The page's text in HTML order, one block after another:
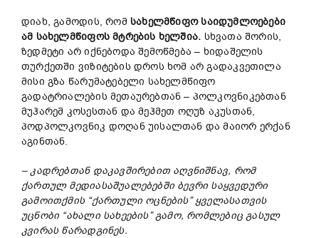
დიახ, გამოდის, რომ სახელმწიფო საიდუმლოებები
ამ სახელმწიფოს მტრების ხელშია. სხვათა შორის,
ზედმეტი არ იქნებოდა შემოწმება – ხიდაშელის
თურქეთში ვიზიტების დროს ხომ არ გადაკვეთილა
მისი გზა წარუმატებელი სახელმწიფო
გადატრიალების მეთაურებთან – პოლკოვნიკებთან
მუჰარემ კოსესთან და მეჰმეთ ოღუზ აკუსთან,
პოდპოლკოვნიკ დოღან უისალთან და მაიორ ერქან
აგინთან.
– კადრებთან დაკავშირებით აღვნიშნავ, რომ
ქართულ მედიასაშუალებებში ბევრი საყვედური
გამოითქმის “ქართული ოცნების” ყველასათვის
უცნობი “ახალი სახეების” გამო, რომლებიც გასულ
კვირას წარადგინეს.